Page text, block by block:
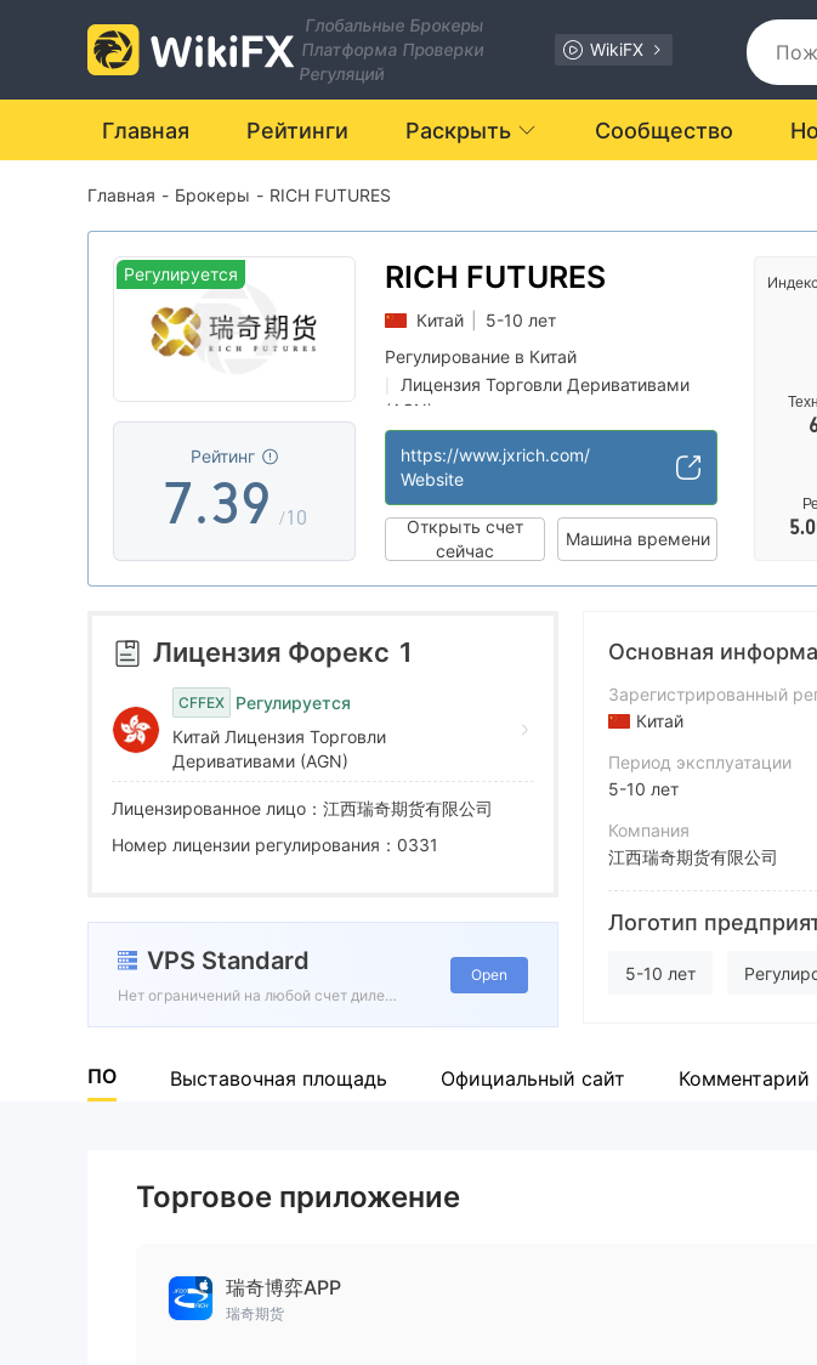
Глобальные Брокеры
Платформа Проверки
Регуляций
WikiFX
Главная Рейтинги Раскрыть Сообщество
Главная - Брокеры - RICH FUTURES
Регулируется
Рейтинг
1
2
3
4
5
6
7
8
9
.
0
1
2
3
4
5
6
7
8
9
3
4
5
6
7
8
9 /10
RICH FUTURES
Китай
5-10 лет
Регулирование в Китай
Лицензия Торговли Деривативами
(AGN)
| Самостоятельное изучение
Регион деятельности подозрителен
https://www.jxrich.com/
Website
Открыть счет
сейчас
Машина времени
Лицензия Форекс 1
CFFEX
Регулируется
Китай Лицензия Торговли
Деривативами (AGN)
Лицензированное лицо：江西瑞奇期货有限公司
Номер лицензии регулирования：0331
VPS Standard
Нет ограничений на любой счет дилера
Open
Основная
Зарегистрированный
Китай
Период эксплуатации
5-10 лет
Компания
江西瑞奇期货有限公司
Аббревиатура
RICH FUTURES
Сотрудник компании
Логотип
5-10 лет
ПО Выставочная площадь Официальный сайт Комментарий
Торговое приложение
瑞奇博弈APP
瑞奇期货